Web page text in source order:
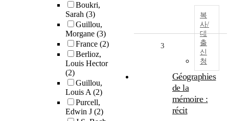
Boukri,
Sarah (3)
Guillou,
Morgane (3)
France (2)
Berlioz,
Louis Hector
(2)
Guillou,
Louis A(2)
Purcell,
Edwin J (2)
복
사/
대
출
신
청
3
Géographies
de la
mémoire :
récit